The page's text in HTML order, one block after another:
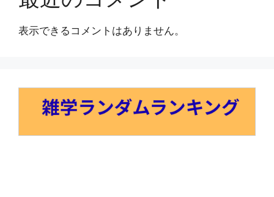
表示できるコメントはありません。